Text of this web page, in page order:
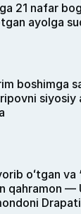
21 nafar
ayolga
boshimga
oʻtgan va
qahramon —